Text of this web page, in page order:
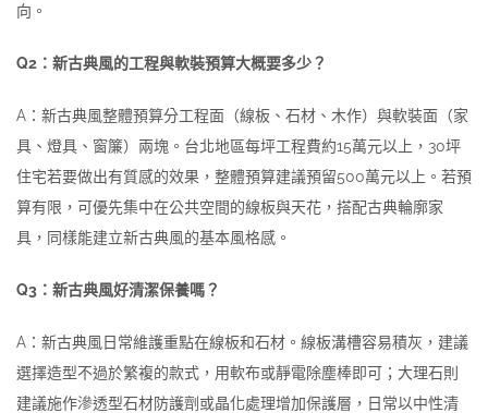
向。
Q2：新古典風的工程與軟裝預算大概要多少？
A：新古典風整體預算分工程面（線板、石材、木作）與軟裝面（家
具、燈具、窗簾）兩塊。台北地區每坪工程費約15萬元以上，30坪
住宅若要做出有質感的效果，整體預算建議預留500萬元以上。若預
算有限，可優先集中在公共空間的線板與天花，搭配古典輪廓家
具，同樣能建立新古典風的基本風格感。
Q3：新古典風好清潔保養嗎？
A：新古典風日常維護重點在線板和石材。線板溝槽容易積灰，建議
選擇造型不過於繁複的款式，用軟布或靜電除塵棒即可；大理石則
建議施作滲透型石材防護劑或晶化處理增加保護層，日常以中性清